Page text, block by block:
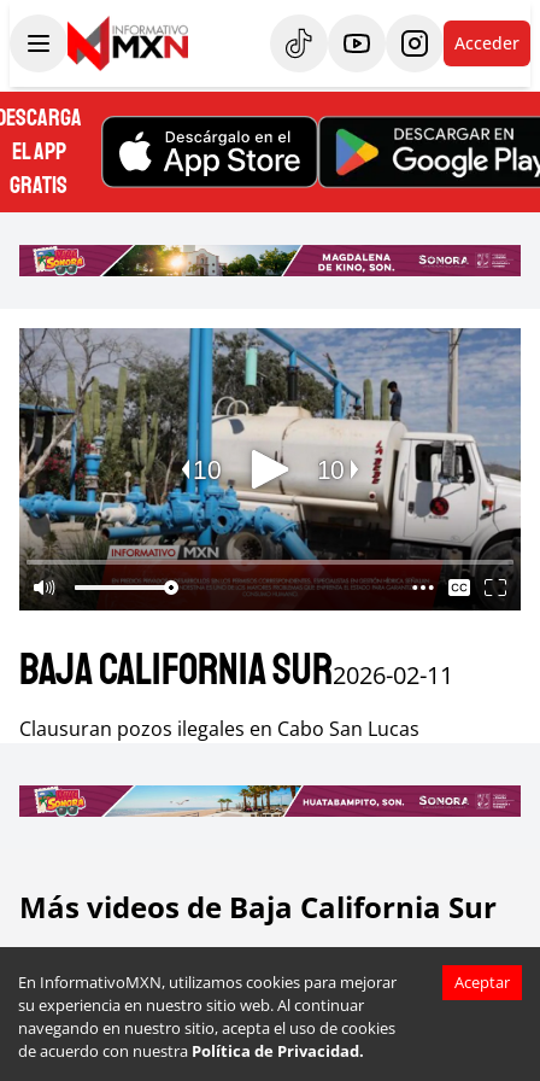
En InformativoMXN, utilizamos cookies para mejorar
su experiencia en nuestro sitio web. Al continuar
navegando en nuestro sitio, acepta el uso de cookies
de acuerdo con nuestra Política de Privacidad.
Aceptar
Acceder
EL APP
GRATIS
Baja California Sur2026-02-11
Clausuran pozos ilegales en Cabo San Lucas
Más videos de Baja California Sur